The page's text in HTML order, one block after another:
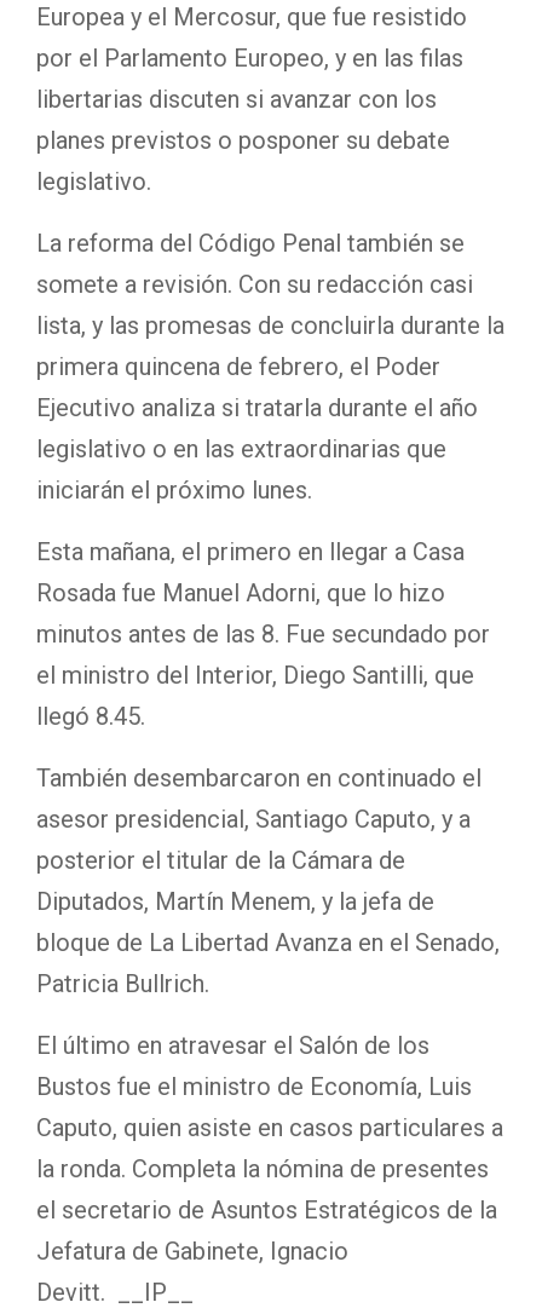
Europea y el Mercosur, que fue resistido
por el Parlamento Europeo, y en las filas
libertarias discuten si avanzar con los
planes previstos o posponer su debate
legislativo.
La reforma del Código Penal también se
somete a revisión. Con su redacción casi
lista, y las promesas de concluirla durante la
primera quincena de febrero, el Poder
Ejecutivo analiza si tratarla durante el año
legislativo o en las extraordinarias que
iniciarán el próximo lunes.
Esta mañana, el primero en llegar a Casa
Rosada fue Manuel Adorni, que lo hizo
minutos antes de las 8. Fue secundado por
el ministro del Interior, Diego Santilli, que
llegó 8.45.
También desembarcaron en continuado el
asesor presidencial, Santiago Caputo, y a
posterior el titular de la Cámara de
Diputados, Martín Menem, y la jefa de
bloque de La Libertad Avanza en el Senado,
Patricia Bullrich.
El último en atravesar el Salón de los
Bustos fue el ministro de Economía, Luis
Caputo, quien asiste en casos particulares a
la ronda. Completa la nómina de presentes
el secretario de Asuntos Estratégicos de la
Jefatura de Gabinete, Ignacio
Devitt.
__IP__